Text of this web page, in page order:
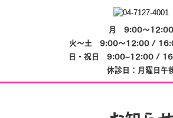
月 9:00～12:00
火～土 9:00～12:00 /
日・祝日 9:00~12:00 /
休診日：月曜日午